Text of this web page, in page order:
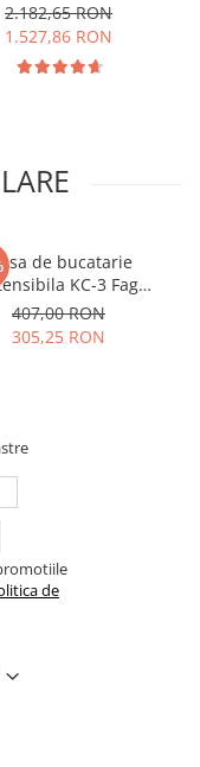
2.182,65 RON
1.527,86 RON
de bucatarie
KC-3 Fag
90x59x74 cm
407,00 RON
305,25 RON
de